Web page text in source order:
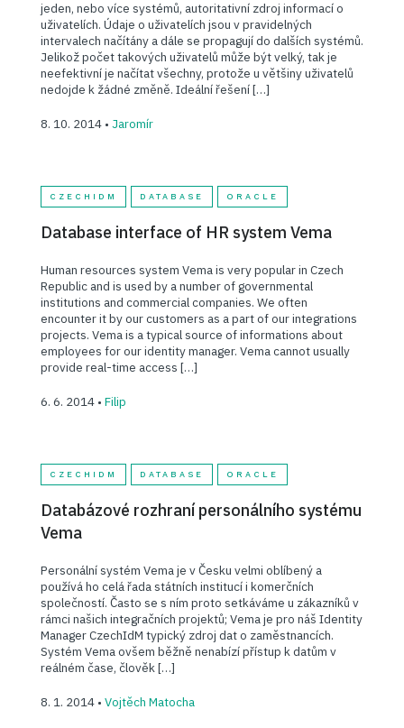
jeden, nebo více systémů, autoritativní zdroj informací o
uživatelích. Údaje o uživatelích jsou v pravidelných
intervalech načítány a dále se propagují do dalších systémů.
Jelikož počet takových uživatelů může být velký, tak je
neefektivní je načítat všechny, protože u většiny uživatelů
nedojde k žádné změně. Ideální řešení […]
8. 10. 2014 • Jaromír
CZECHIDM DATABASE ORACLE
Database interface of HR system Vema
Human resources system Vema is very popular in Czech
Republic and is used by a number of governmental
institutions and commercial companies. We often
encounter it by our customers as a part of our integrations
projects. Vema is a typical source of informations about
employees for our identity manager. Vema cannot usually
provide real-time access […]
6. 6. 2014 • Filip
CZECHIDM DATABASE ORACLE
Databázové rozhraní personálního systému
Vema
Personální systém Vema je v Česku velmi oblíbený a
používá ho celá řada státních institucí i komerčních
společností. Často se s ním proto setkáváme u zákazníků v
rámci našich integračních projektů; Vema je pro náš Identity
Manager CzechIdM typický zdroj dat o zaměstnancích.
Systém Vema ovšem běžně nenabízí přístup k datům v
reálném čase, člověk […]
8. 1. 2014 • Vojtěch Matocha